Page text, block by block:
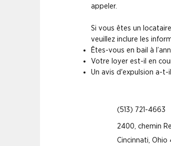
appeler.
Si vous êtes un
veuillez inclure les
Êtes-vous en bail à
Votre loyer est-il en
Un avis d'expulsion a-t-
(513) 721-4663
2400, chemin
Cincinnati, Ohio